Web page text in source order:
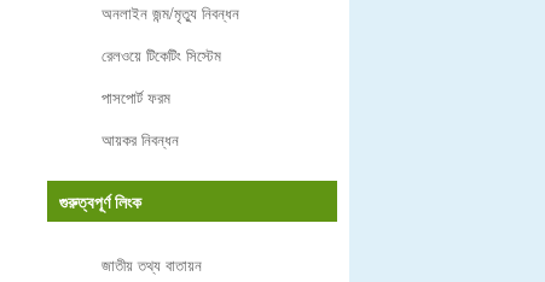
অনলাইন জন্ম/মৃত্যু নিবন্ধন
রেলওয়ে টিকেটিং সিস্টেম
পাসপোর্ট ফরম
আয়কর নিবন্ধন
গুরুত্বপূর্ণ লিংক
জাতীয় তথ্য বাতায়ন